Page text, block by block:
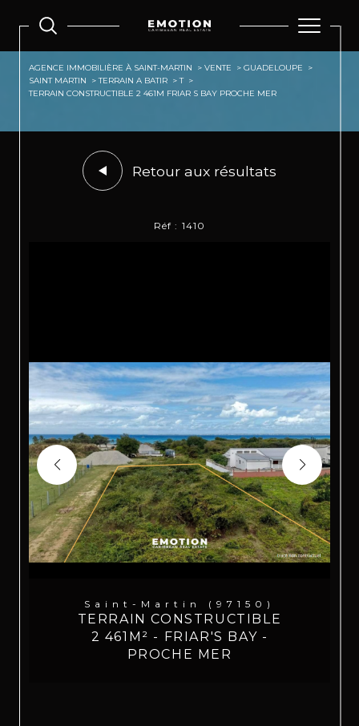
AGENCE IMMOBILIÈRE À SAINT-MARTIN VENTE
GUADELOUPE
SAINT MARTIN
TERRAIN A BATIR
T
TERRAIN CONSTRUCTIBLE 2 461M FRIAR S BAY PROCHE MER
Retour aux résultats
Réf : 1410
Saint-Martin (97150)
TERRAIN CONSTRUCTIBLE
2 461M² - FRIAR'S BAY -
PROCHE MER